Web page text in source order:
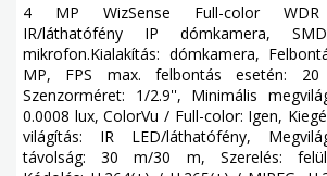
4 MP WizSense Full-color
IR/láthatófény IP dómkamera,
mikrofon.Kialakítás: dómkamera,
MP, FPS max. felbontás esetén: 20
Szenzorméret: 1/2.9'', Minimális
0.0008 lux, ColorVu / Full-color: Igen,
világítás: IR LED/láthatófény,
távolság: 30 m/30 m, Szerelés: